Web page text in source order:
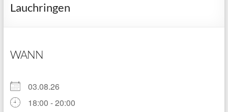
Lauchringen
WANN
03.08.26
18:00 - 20:00